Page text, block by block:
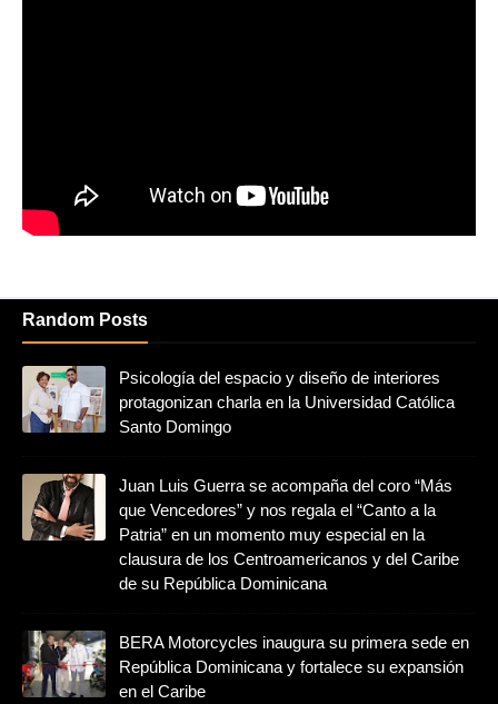
Random Posts
Psicología del espacio y diseño de interiores
protagonizan charla en la Universidad Católica
Santo Domingo
Juan Luis Guerra se acompaña del coro “Más
que Vencedores” y nos regala el “Canto a la
Patria” en un momento muy especial en la
clausura de los Centroamericanos y del Caribe
de su República Dominicana
BERA Motorcycles inaugura su primera sede en
República Dominicana y fortalece su expansión
en el Caribe